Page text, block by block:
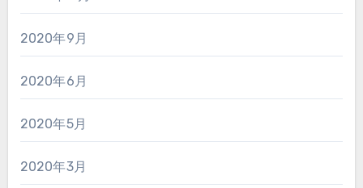
2020年9月
2020年6月
2020年5月
2020年3月